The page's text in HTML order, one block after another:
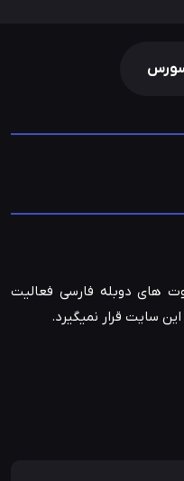
دوبله فارسی فعالیت
سایت قرار نمیگیرد.